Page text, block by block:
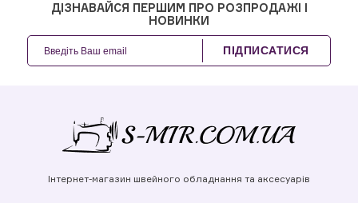
ДІЗНАВАЙСЯ ПЕРШИМ ПРО РОЗПРОДАЖІ І
НОВИНКИ
ПІДПИСАТИСЯ
Інтернет-магазин швейного обладнання та аксесуарів